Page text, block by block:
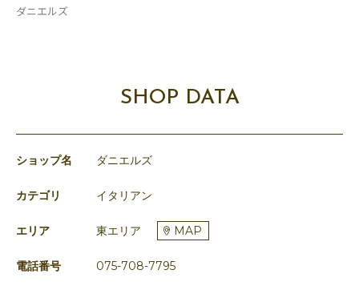
ダニエルズ
SHOP DATA
ショップ名 ダニエルズ
カテゴリ イタリアン
エリア 東エリア MAP
電話番号 075-708-7795